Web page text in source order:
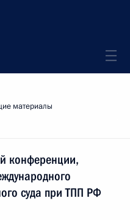
материалы
конференции,
суда при ТПП РФ